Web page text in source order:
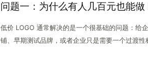
问题一：为什么有人几百元也能做
低价 LOGO 通常解决的是一个很基础的问题：给
铺、早期测试品牌，或者企业只是需要一个过渡性